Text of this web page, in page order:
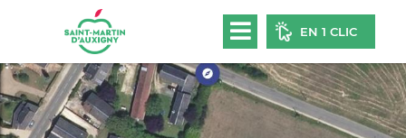
EN 1 CLIC